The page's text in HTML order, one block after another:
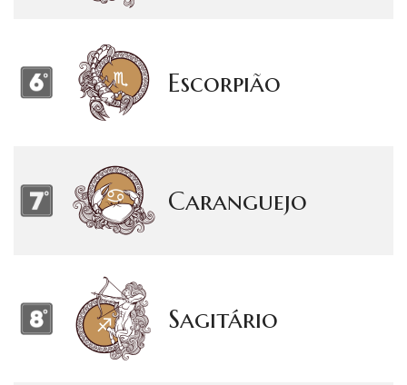
Escorpião
Caranguejo
Sagitário